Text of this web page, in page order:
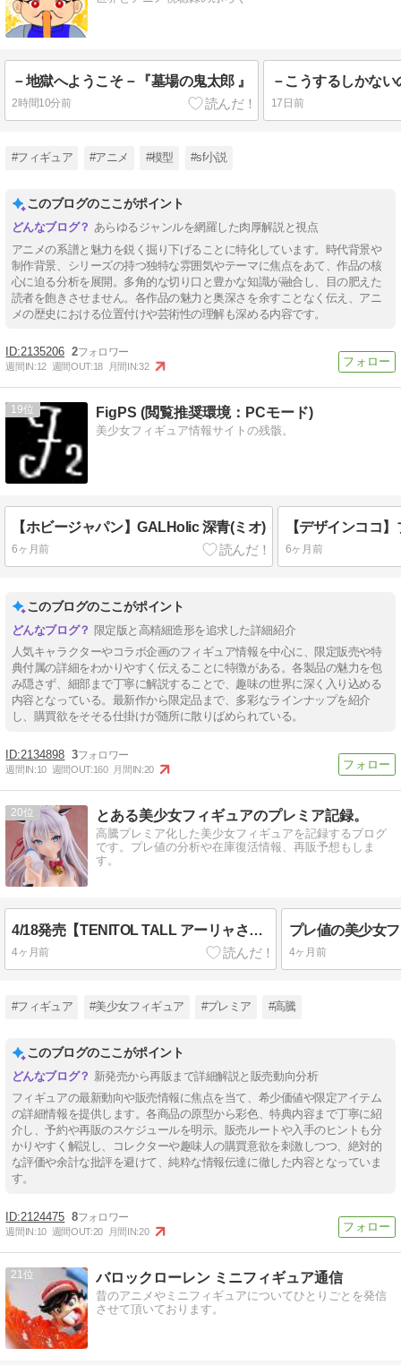
－地獄へようこそ－『墓場の鬼太郎 』
2時間10分前 17日前
#フィギュア #アニメ #模型 #sf小説
このブログのここがポイント
あらゆるジャンルを網羅した肉厚解説と視点
アニメの系譜と魅力を鋭く掘り下げることに特化しています。時代背景や
制作背景、シリーズの持つ独特な雰囲気やテーマに焦点をあて、作品の核
心に迫る分析を展開。多角的な切り口と豊かな知識が融合し、目の肥えた
読者を飽きさせません。各作品の魅力と奥深さを余すことなく伝え、アニ
メの歴史における位置付けや芸術性の理解も深める内容です。
2135206 2
週間IN:12 週間OUT:18 月間IN:32
19 FigPS (閲覧推奨環境：PCモード)
美少女フィギュア情報サイトの残骸。
【ホビージャパン】GALHolic 深青(ミオ)
6ヶ月前 6ヶ月前
このブログのここがポイント
限定版と高精細造形を追求した詳細紹介
人気キャラクターやコラボ企画のフィギュア情報を中心に、限定販売や特
典付属の詳細をわかりやすく伝えることに特徴がある。各製品の魅力を包
み隠さず、細部まで丁寧に解説することで、趣味の世界に深く入り込める
内容となっている。最新作から限定品まで、多彩なラインナップを紹介
し、購買欲をそそる仕掛けが随所に散りばめられている。
2134898 3
週間IN:10 週間OUT:160 月間IN:20
20 とある美少女フィギュアのプレミア記録。
高騰プレミア化した美少女フィギュアを記録するブログ
です。プレ値の分析や在庫復活情報、再販予想もしま
す。
4/18発売【TENITOL TALL アーリャさん うしさんver. 「時々ボソッとロシア語でデレる隣のアーリャさん」フリュー】そろそろ在庫復活に期待したいロシデレ
4ヶ月前 4ヶ月前
#フィギュア #美少女フィギュア #プレミア #高騰
このブログのここがポイント
新発売から再販まで詳細解説と販売動向分析
フィギュアの最新動向や販売情報に焦点を当て、希少価値や限定アイテム
の詳細情報を提供します。各商品の原型から彩色、特典内容まで丁寧に紹
介し、予約や再販のスケジュールを明示。販売ルートや入手のヒントも分
かりやすく解説し、コレクターや趣味人の購買意欲を刺激しつつ、絶対的
な評価や余計な批評を避けて、純粋な情報伝達に徹した内容となっていま
す。
2124475 8
週間IN:10 週間OUT:20 月間IN:20
21 バロックローレン ミニフィギュア通信
昔のアニメやミニフィギュアについてひとりごとを発信
させて頂いております。